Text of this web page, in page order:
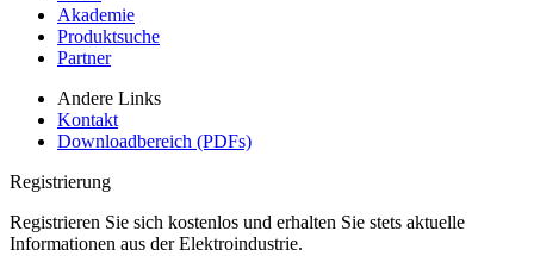
Akademie
Produktsuche
Partner
Andere Links
Kontakt
Downloadbereich (PDFs)
Registrierung
Registrieren Sie sich kostenlos und erhalten Sie stets aktuelle
Informationen aus der Elektroindustrie.